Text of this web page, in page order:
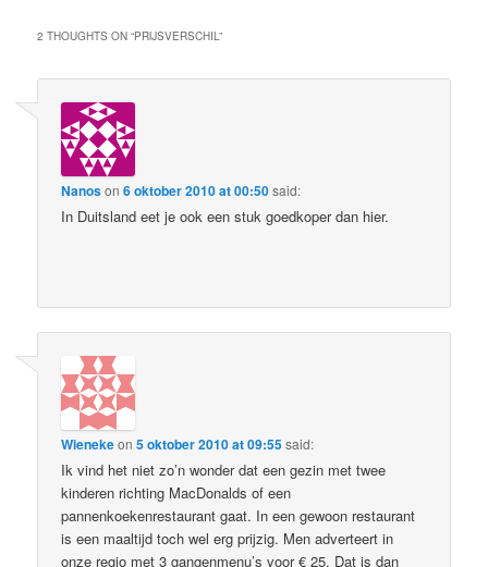
2 THOUGHTS ON “PRIJSVERSCHIL”
Nanoson6 oktober 2010 at 00:50said:
In Duitsland eet je ook een stuk goedkoper dan hier.
Wienekeon5 oktober 2010 at 09:55said:
Ik vind het niet zo’n wonder dat een gezin met twee
kinderen richting MacDonalds of een
pannenkoekenrestaurant gaat. In een gewoon restaurant
is een maaltijd toch wel erg prijzig. Men adverteert in
onze regio met 3 gangenmenu’s voor € 25. Dat is dan